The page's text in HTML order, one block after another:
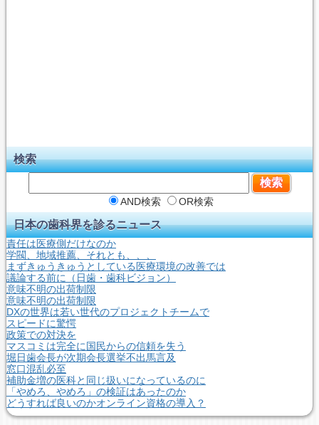
検索
AND検索 OR検索
日本の歯科界を診るニュース
責任は医療側だけなのか
学閥、地域推薦、それとも、、、
まずきゅうきゅうとしている医療環境の改善では
議論する前に（日歯・歯科ビジョン）
意味不明の出荷制限
意味不明の出荷制限
DXの世界は若い世代のプロジェクトチームで
スピードに驚愕
政策での対決を
マスコミは完全に国民からの信頼を失う
堀日歯会長が次期会長選挙不出馬言及
窓口混乱必至
補助金増の医科と同じ扱いになっているのに
「やめろ、やめろ」の検証はあったのか
どうすれば良いのかオンライン資格の導入？